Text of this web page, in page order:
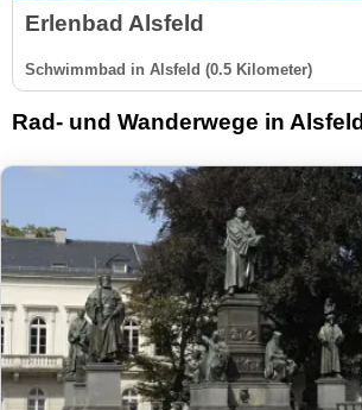
Erlenbad Alsfeld
Schwimmbad in Alsfeld (0.5 Kilometer)
Rad- und Wanderwege in Alsfeld